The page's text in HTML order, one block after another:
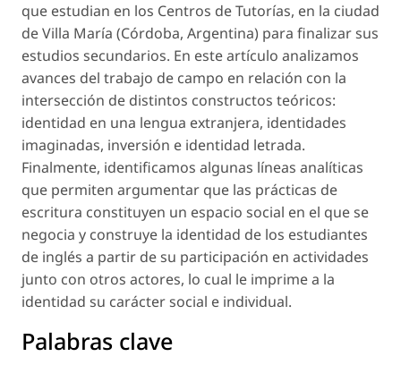
que estudian en los Centros de Tutorías, en la ciudad
de Villa María (Córdoba, Argentina) para finalizar sus
estudios secundarios. En este artículo analizamos
avances del trabajo de campo en relación con la
intersección de distintos constructos teóricos:
identidad en una lengua extranjera, identidades
imaginadas, inversión e identidad letrada.
Finalmente, identificamos algunas líneas analíticas
que permiten argumentar que las prácticas de
escritura constituyen un espacio social en el que se
negocia y construye la identidad de los estudiantes
de inglés a partir de su participación en actividades
junto con otros actores, lo cual le imprime a la
identidad su carácter social e individual.
Palabras clave